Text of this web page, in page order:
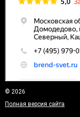
© 2026
Полная версия сайта